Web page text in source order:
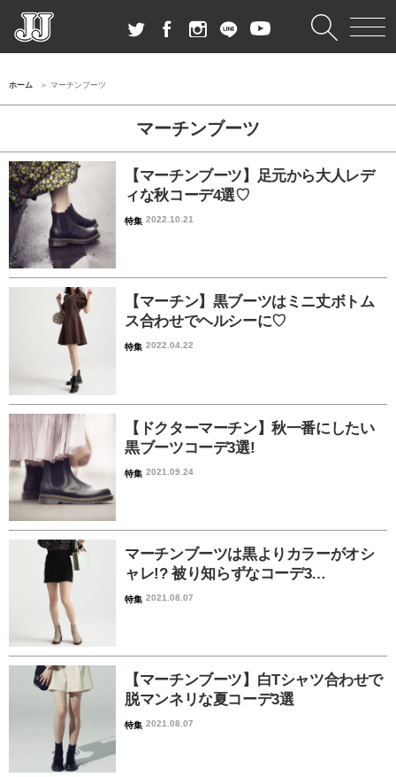
ホーム マーチンブーツ
マーチンブーツ
【マーチンブーツ】足元から大人レデ
ィな秋コーデ4選♡
特集 2022.10.21
【マーチン】黒ブーツはミニ丈ボトム
ス合わせでヘルシーに♡
特集 2022.04.22
【ドクターマーチン】秋一番にしたい
黒ブーツコーデ3選!
特集 2021.09.24
マーチンブーツは黒よりカラーがオシ
ャレ!? 被り知らずなコーデ3…
特集 2021.08.07
【マーチンブーツ】白Tシャツ合わせで
脱マンネリな夏コーデ3選
特集 2021.08.07